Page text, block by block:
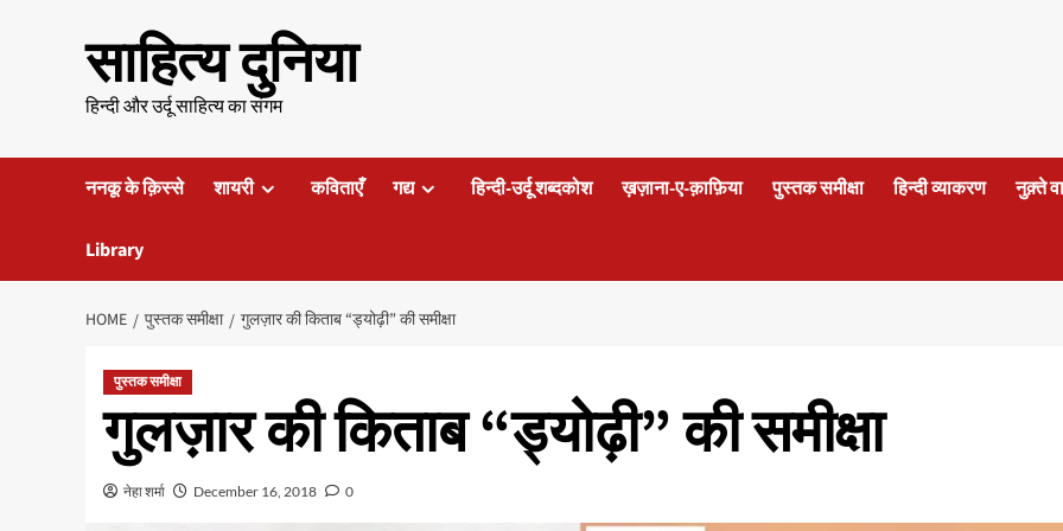
साहित्य दुनिया
हिन्दी और उर्दू साहित्य का संगम
ननकू के क़िस्से शायरी कविताएँ गद्य हिन्दी-उर्दू शब्दकोश ख़ज़ाना-ए-क़ाफ़िया पुस्तक समीक्षा हिन्दी व्याकरण नुक़्ते
Library
HOME पुस्तक समीक्षा गुलज़ार की किताब “ड्योढ़ी” की समीक्षा
पुस्तक समीक्षा
गुलज़ार की किताब “ड्योढ़ी” की समीक्षा
नेहा शर्मा December 16, 2018 0